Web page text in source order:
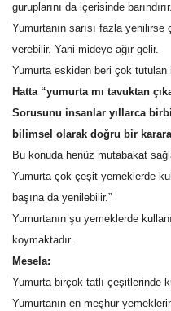
Siyaset
Künye
Yaşam
İletişim
Sağlık
Kültür Sanat
guruplarını da içerisinde barındırır.
Yumurtanın sarısı fazla
verebilir. Yani mideye ağır gelir.
Yumurta eskiden beri çok tutulan
Hatta “yumurta mı tavuktan
Sorusunu insanlar yıllarca
bilimsel olarak doğru bir karara
Bu konuda henüz mutabakat
Yumurta çok çeşit yemeklerde
başına da yenilebilir.”
Yumurtanın şu yemeklerde
koymaktadır.
Mesela:
Yumurta birçok tatlı çeşitlerinde
Yumurtanın en meşhur